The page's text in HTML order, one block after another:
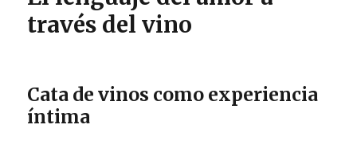
través del vino
Cata de vinos como experiencia
íntima